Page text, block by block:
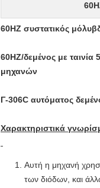
60HZ συστατικός
60HZ/δεμένος με
μηχανών
Γ-306C αυτόματος
Χαρακτηριστικά
Αυτή η μηχανή
των διόδων, και